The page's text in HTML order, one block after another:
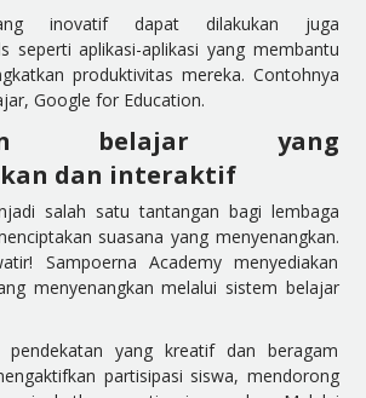
inovatif dapat dilakukan juga
seperti aplikasi-aplikasi yang membantu
produktivitas mereka. Contohnya
Google for Education.
belajar yang
dan interaktif
salah satu tantangan bagi lembaga
suasana yang menyenangkan.
Sampoerna Academy menyediakan
menyenangkan melalui sistem belajar
yang kreatif dan beragam
partisipasi siswa, mendorong